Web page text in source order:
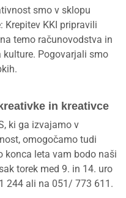
smo v sklopu
Krepitev KKI pripravili
temo računovodstva in
Pogovarjali smo
in kreativce
ki ga izvajamo v
omogočamo tudi
konca leta vam bodo naši
torek med 9. in 14. uro
244 ali na 051/ 773 611.